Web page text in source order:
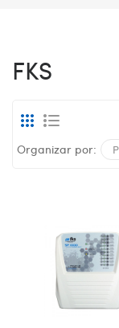
FKS
Organizar por: